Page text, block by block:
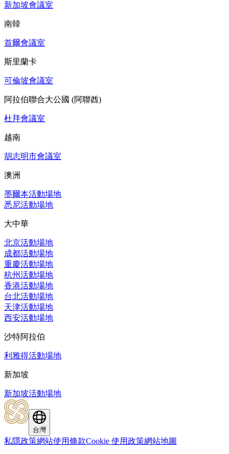
新加坡會議室
南韓
首爾會議室
斯里蘭卡
可倫坡會議室
阿拉伯聯合大公國 (阿聯酋)
杜拜會議室
越南
胡志明市會議室
澳洲
墨爾本活動場地
悉尼活動場地
大中華
北京活動場地
成都活動場地
重慶活動場地
杭州活動場地
香港活動場地
台北活動場地
天津活動場地
西安活動場地
沙特阿拉伯
利雅得活動場地
新加坡
新加坡活動場地
台灣
私隱政策網站使用條款Cookie 使用政策網站地圖